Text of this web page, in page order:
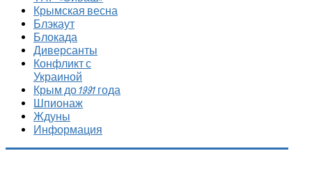
Крымская весна
Блэкаут
Блокада
Диверсанты
Конфликт с
Украиной
Крым до 1991 года
Шпионаж
Ждуны
Информация